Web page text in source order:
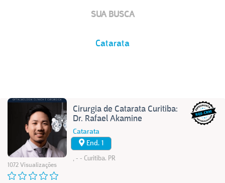
SUA BUSCA
Catarata
1072 Visualizações
Cirurgia de Catarata Curitiba:
Dr. Rafael Akamine
Catarata
End. 1
, - - Curitiba. PR